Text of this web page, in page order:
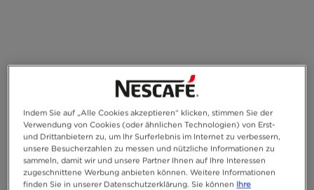
Indem Sie auf „Alle Cookies akzeptieren“ klicken, stimmen Sie der
Verwendung von Cookies (oder ähnlichen Technologien) von Erst-
und Drittanbietern zu, um Ihr Surferlebnis im Internet zu verbessern,
unsere Besucherzahlen zu messen und nützliche Informationen zu
sammeln, damit wir und unsere Partner Ihnen auf Ihre Interessen
zugeschnittene Werbung anbieten können. Weitere Informationen
finden Sie in unserer Datenschutzerklärung. Sie können Ihre